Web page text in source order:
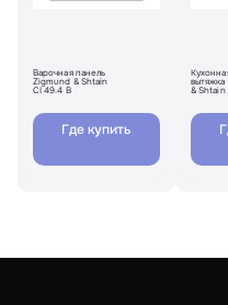
Варочная панель
Zigmund & Shtain
CI 49.4 B
Где купить
& Shtain